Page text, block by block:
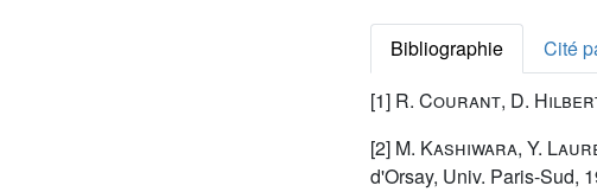
Bibliographie
Cité
[1] R. Courant, D.
[2] M. Kashiwara, Y.
d'Orsay, Univ. Paris-Sud,